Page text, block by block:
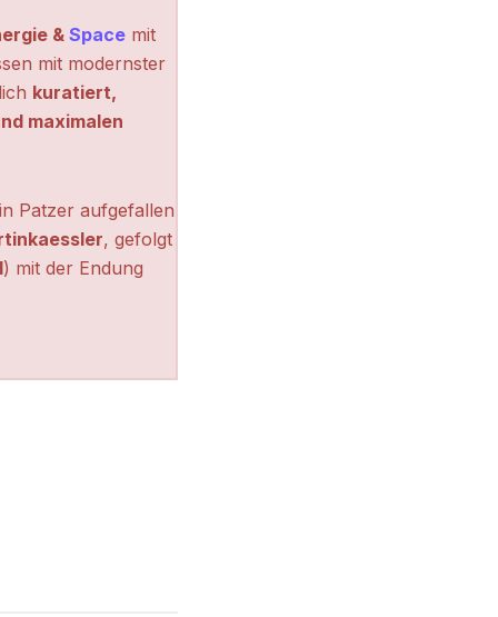
&Space mit
mit modernster
kuratiert,
maximalen
Patzer aufgefallen
, gefolgt
) mit der Endung